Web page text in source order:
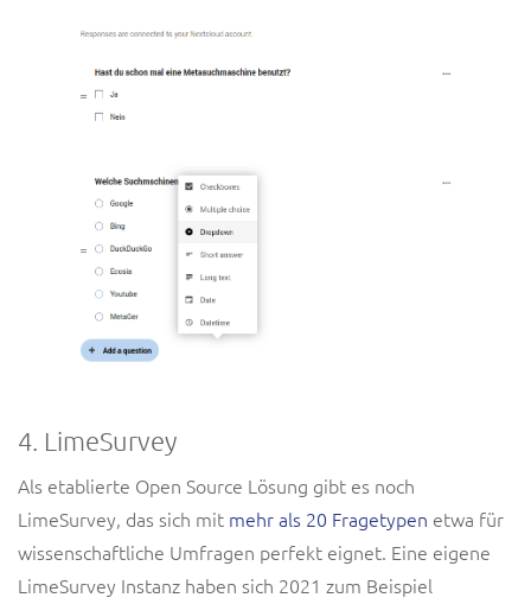
4. LimeSurvey
Als etablierte Open Source Lösung gibt es noch
LimeSurvey, das sich mit mehr als 20 Fragetypen etwa für
wissenschaftliche Umfragen perfekt eignet. Eine eigene
LimeSurvey Instanz haben sich 2021 zum Beispiel